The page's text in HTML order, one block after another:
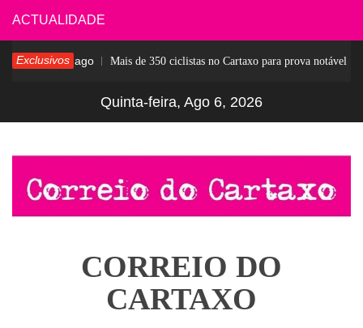
Skip
to
content
ACTUALIDADE
Exclusivos
4 dias ago Mais de 350 ciclistas no Cartaxo para prova notável
Quinta-feira, Ago 6, 2026
CORREIO DO
CARTAXO